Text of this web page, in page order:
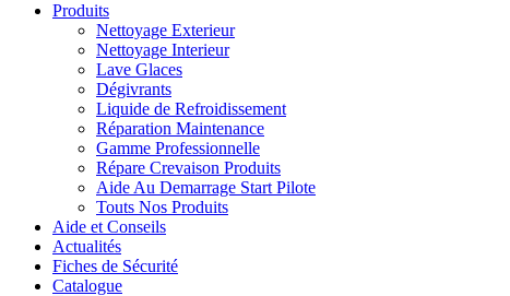
Produits
Nettoyage Exterieur
Nettoyage Interieur
Lave Glaces
Dégivrants
Liquide de Refroidissement
Réparation Maintenance
Gamme Professionnelle
Répare Crevaison Produits
Aide Au Demarrage Start Pilote
Touts Nos Produits
Aide et Conseils
Actualités
Fiches de Sécurité
Catalogue